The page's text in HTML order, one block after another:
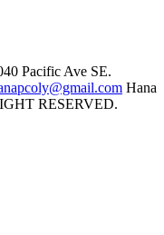
Pacific Ave SE.
Hana
RESERVED.